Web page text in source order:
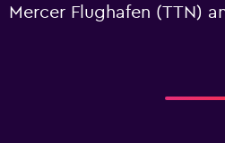
Mercer Flughafen (TTN)